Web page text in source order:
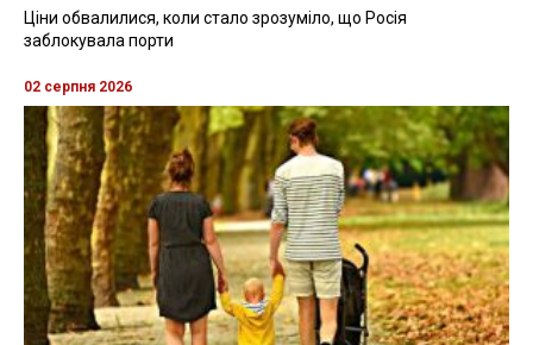
Ціни обвалилися, коли стало зрозуміло, що Росія
заблокувала порти
02 серпня 2026